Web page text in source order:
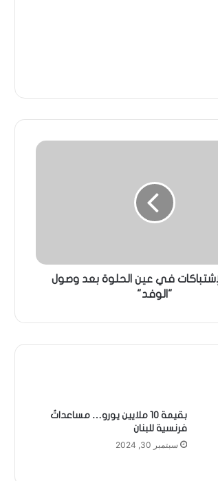
في عين الحلوة بعد وصول
"الوفد"
بقيمة 10 ملايين يورو… مساعداتٌ
فرنسية للبنان
سبتمبر 30, 2024